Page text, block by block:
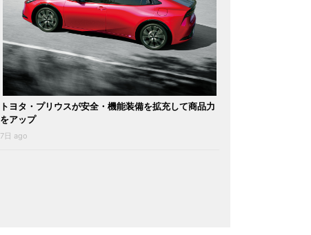
トヨタ・プリウスが安全・機能装備を拡充して商品力
をアップ
7日 ago